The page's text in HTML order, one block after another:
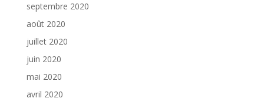
septembre 2020
août 2020
juillet 2020
juin 2020
mai 2020
avril 2020